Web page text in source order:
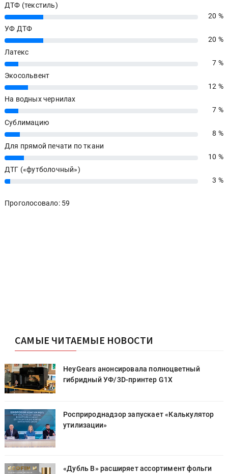
ДТФ (текстиль)
20%
20 %
УФ ДТФ
20%
20 %
Латекс
7%
7 %
Экосольвент
12%
12 %
На водных чернилах
7%
7 %
Сублимацию
8%
8 %
Для прямой печати по ткани
10%
10 %
ДТГ («футболочный»)
3% 3 %
Проголосовало: 59
САМЫЕ ЧИТАЕМЫЕ НОВОСТИ
HeyGears анонсировала полноцветный
гибридный УФ/3D-принтер G1X
Росприроднадзор запускает «Калькулятор
утилизации»
«Дубль В» расширяет ассортимент фольги